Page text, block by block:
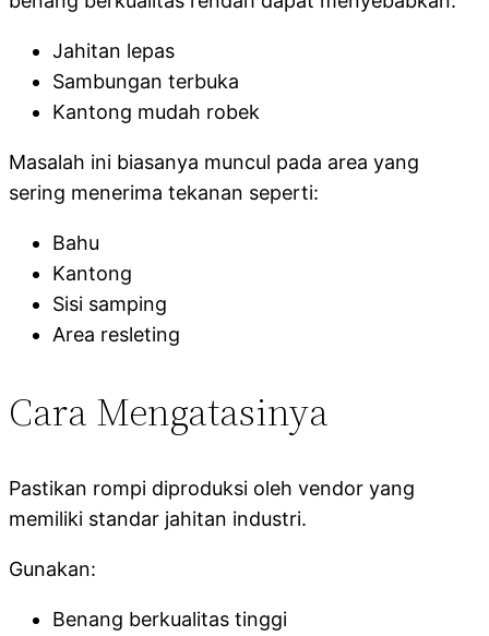
Jahitan lepas
Sambungan terbuka
Kantong mudah robek
Masalah ini biasanya muncul pada area yang
sering menerima tekanan seperti:
Bahu
Kantong
Sisi samping
Area resleting
Cara Mengatasinya
Pastikan rompi diproduksi oleh vendor yang
memiliki standar jahitan industri.
Gunakan:
Benang berkualitas tinggi